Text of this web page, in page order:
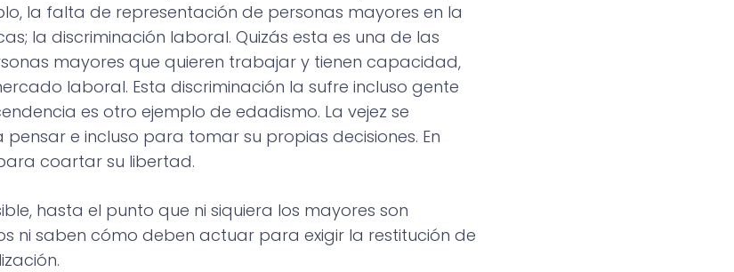
la falta de representación de personas mayores en la
la discriminación laboral. Quizás esta es una de las
mayores que quieren trabajar y tienen capacidad,
laboral. Esta discriminación la sufre incluso gente
es otro ejemplo de edadismo. La vejez se
e incluso para tomar su propias decisiones. En
coartar su libertad.
hasta el punto que ni siquiera los mayores son
ni saben cómo deben actuar para exigir la restitución de